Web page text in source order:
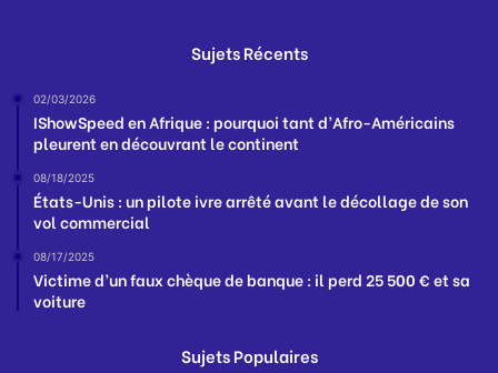
Sujets Récents
02/03/2026
IShowSpeed en Afrique : pourquoi tant d’Afro-Américains
pleurent en découvrant le continent
08/18/2025
États-Unis : un pilote ivre arrêté avant le décollage de son
vol commercial
08/17/2025
Victime d’un faux chèque de banque : il perd 25 500 € et sa
voiture
Sujets Populaires